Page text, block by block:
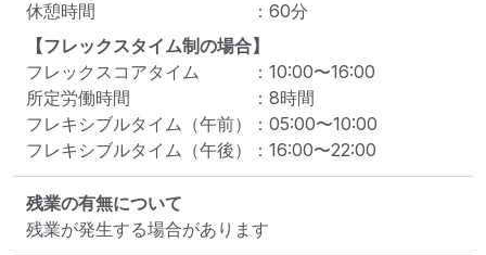
休憩時間
： 60分
【フレックスタイム制の場合】
フレックスコアタイム
： 10:00〜16:00
所定労働時間
： 8時間
フレキシブルタイム（午前）
： 05:00〜10:00
フレキシブルタイム（午後）
： 16:00〜22:00
残業の有無について
残業が発生する場合があります